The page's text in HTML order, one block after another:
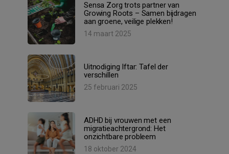
Sensa Zorg trots partner van
Growing Roots – Samen bijdragen
aan groene, veilige plekken!
14 maart 2025
Uitnodiging Iftar: Tafel der
verschillen
25 februari 2025
ADHD bij vrouwen met een
migratieachtergrond: Het
onzichtbare probleem
18 oktober 2024